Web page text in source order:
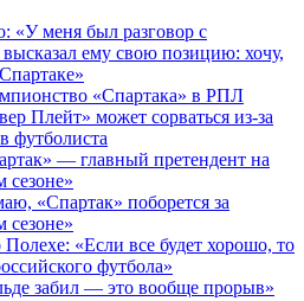
«У меня был разговор с
ему свою позицию: хочу,
«Спартака» в РПЛ
Плейт» может сорваться из‑за
футболиста
— главный претендент на
сезоне»
«Спартак» поборется за
сезоне»
«Если все будет хорошо, то
футбола»
забил — это вообще прорыв»